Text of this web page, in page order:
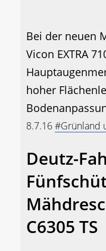
Bei der neuen
Vicon EXTRA
hoher
8.7.16#Grünland
Deutz-
C6305 TS